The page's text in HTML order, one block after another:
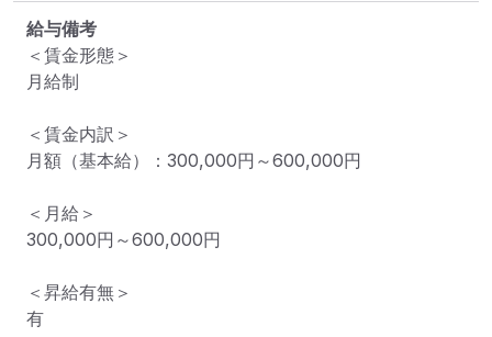
給与備考
＜賃金形態＞
月給制
＜賃金内訳＞
月額（基本給）：300,000円～600,000円
＜月給＞
300,000円～600,000円
＜昇給有無＞
有